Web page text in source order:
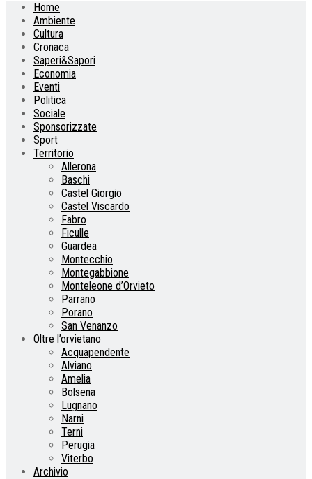
Home
Ambiente
Cultura
Cronaca
Saperi&Sapori
Economia
Eventi
Politica
Sociale
Sponsorizzate
Sport
Territorio
Allerona
Baschi
Castel Giorgio
Castel Viscardo
Fabro
Ficulle
Guardea
Montecchio
Montegabbione
Monteleone d’Orvieto
Parrano
Porano
San Venanzo
Oltre l’orvietano
Acquapendente
Alviano
Amelia
Bolsena
Lugnano
Narni
Terni
Perugia
Viterbo
Archivio